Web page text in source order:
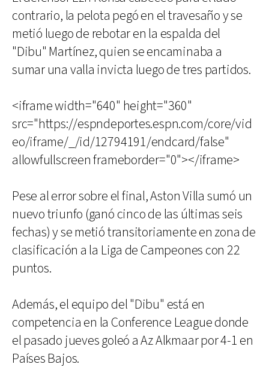
contrario, la pelota pegó en el travesaño y se
metió luego de rebotar en la espalda del
"Dibu" Martínez, quien se encaminaba a
sumar una valla invicta luego de tres partidos.
<iframe width="640" height="360"
src="https://espndeportes.espn.com/core/vid
eo/iframe/_/id/12794191/endcard/false"
allowfullscreen frameborder="0"></iframe>
Pese al error sobre el final, Aston Villa sumó un
nuevo triunfo (ganó cinco de las últimas seis
fechas) y se metió transitoriamente en zona de
clasificación a la Liga de Campeones con 22
puntos.
Además, el equipo del "Dibu" está en
competencia en la Conference League donde
el pasado jueves goleó a Az Alkmaar por 4-1 en
Países Bajos.